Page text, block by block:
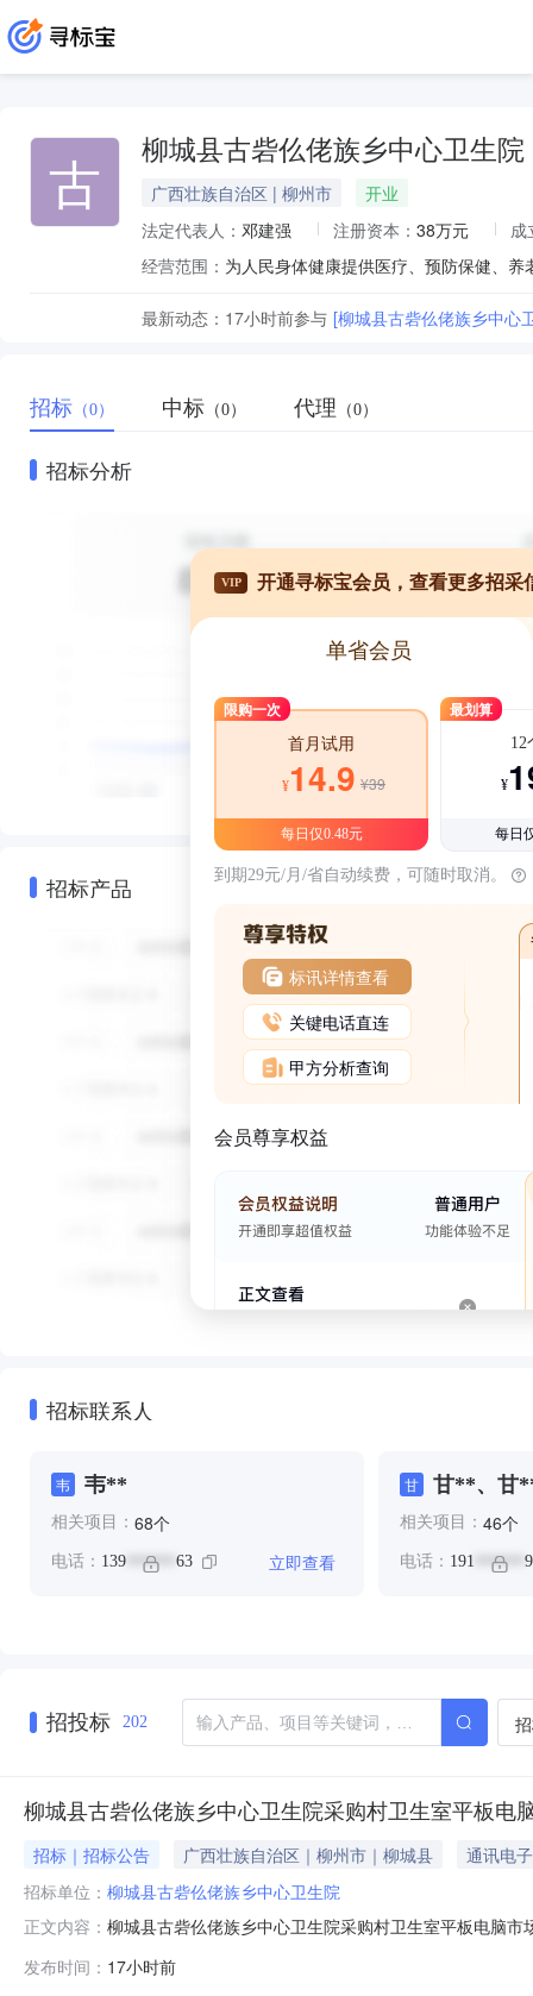
古 柳城县古砦仫佬族乡中心卫生院
广西壮族自治区 | 柳州市
开业
法定代表人： 邓建强 注册资本： 38万元
成
经营范围：
最新动态： 17小时前参与 [柳城县古砦仫佬族乡中心
招标 （0） 中标 （0） 代理 （0）
招标分析
招标产品
VIP 开通寻标宝会员，查看更多招采
单省会员
限购一次
首月试用
¥14.9 ¥39
每日仅0.48元
最划算
12
¥
每日
到期29元/月/省自动续费，可随时取消。
标讯详情查看
关键电话直连
甲方分析查询
会员尊享权益
招标联系人
韦 韦**
相关项目： 68个
电话： 139 ****** 63 立即查看
甘 甘**、甘
相关项目： 46个
电话： 191 ******
招投标 202
柳城县古砦仫佬族乡中心卫生院采购村卫生室平板电
招标｜招标公告 广西壮族自治区｜柳州市｜柳城县
通讯电子
招标单位： 柳城县古砦仫佬族乡中心卫生院
正文内容： 柳城县古砦仫佬族乡中心卫生院采购村卫生室平板电脑
手写触控；4、Type-C接口,MicroSD卡槽（最大2TB）,
发布时间： 17小时前